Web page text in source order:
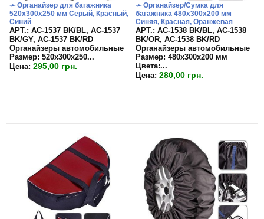
➛ Органайзер для багажника
520х300х250 мм Серый, Красный,
Синий
APT.: АС-1537 BK/BL, АС-1537
BK/GY, АС-1537 BK/RD
Органайзеры автомобильные
Размер: 520х300х250...
Цена: 295,00 грн.
➛ Органайзер/Сумка для
багажника 480х300х200 мм
Синяя, Красная, Оранжевая
APT.: АС-1538 BK/BL, АС-1538
BK/OR, АС-1538 BK/RD
Органайзеры автомобильные
Размер: 480х300х200 мм
Цвета:...
Цена: 280,00 грн.